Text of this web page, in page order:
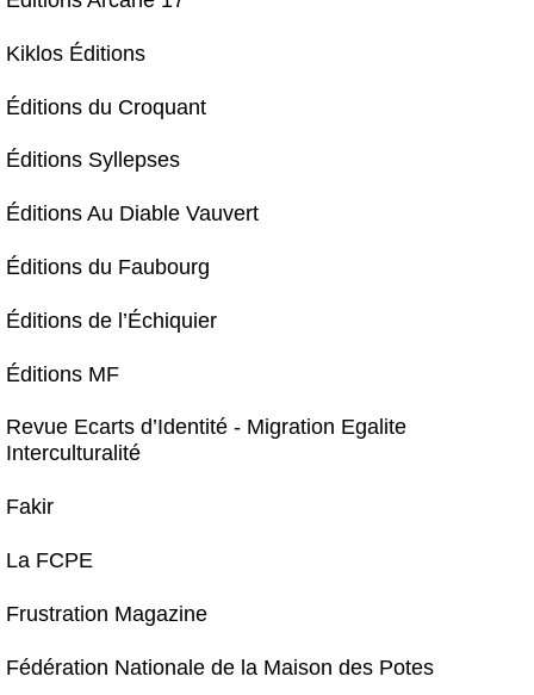
Kiklos Éditions
Éditions du Croquant
Éditions Syllepses
Éditions Au Diable Vauvert
Éditions du Faubourg
Éditions de l’Échiquier
Éditions MF
Revue Ecarts d’Identité - Migration Egalite
Interculturalité
Fakir
La FCPE
Frustration Magazine
Fédération Nationale de la Maison des Potes